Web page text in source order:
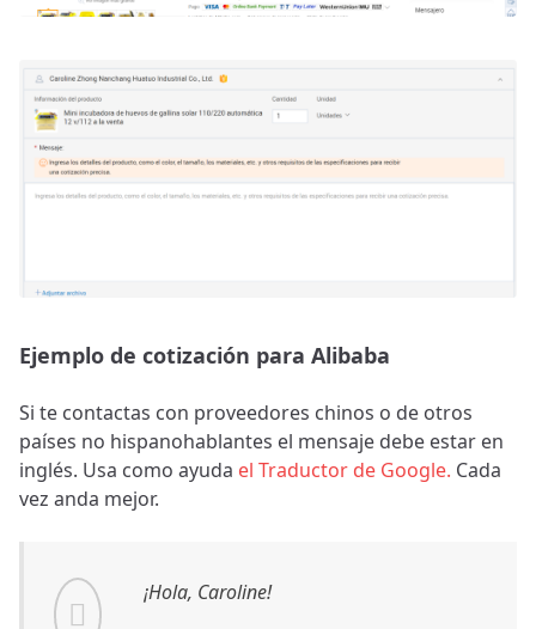
Ejemplo de cotización para Alibaba
Si te contactas con proveedores chinos o de otros
países no hispanohablantes el mensaje debe estar en
inglés. Usa como ayuda el Traductor de Google. Cada
vez anda mejor.
¡Hola, Caroline!